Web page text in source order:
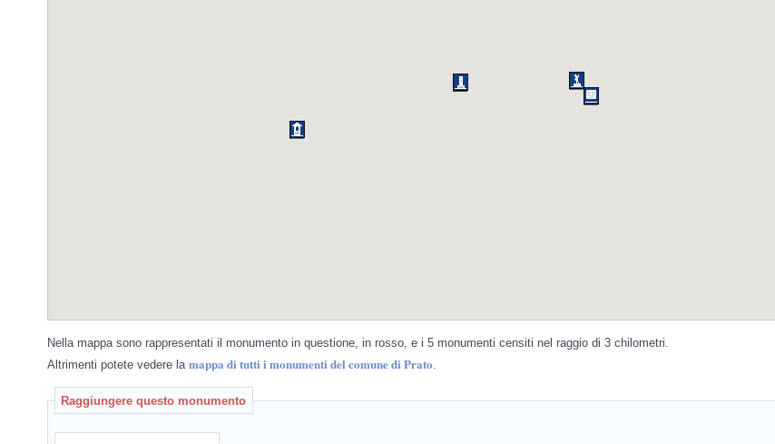
Nella mappa sono rappresentati il monumento in questione, in rosso, e i 5 monumenti censiti nel raggio di 3 chilometri.
Altrimenti potete vedere la mappa di tutti i monumenti del comune di Prato.
Raggiungere questo monumento